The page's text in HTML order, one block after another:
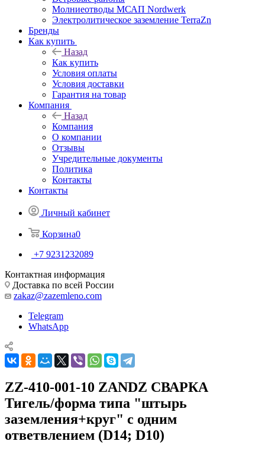
Молниеотводы МСАП Nordwerk
Электролитическое заземление TerraZn
Бренды
Как купить
Назад
Как купить
Условия оплаты
Условия доставки
Гарантия на товар
Компания
Назад
Компания
О компании
Отзывы
Учредительные документы
Политика
Контакты
Контакты
Личный кабинет
Корзина0
+7 9231232089
Контактная информация
Доставка по всей России
zakaz@zazemleno.com
Telegram
WhatsApp
ZZ-410-001-10 ZANDZ СВАРКА
Тигель/форма типа "штырь
заземления+круг" с одним
ответвлением (D14; D10)